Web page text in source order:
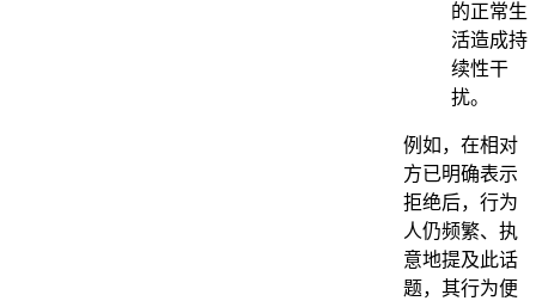
的正常生
活造成持
续性干
扰。
例如，在相对
方已明确表示
拒绝后，行为
人仍频繁、执
意地提及此话
题，其行为便